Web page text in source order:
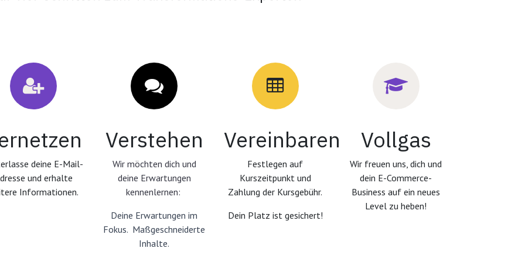
deine E-Mail-
und erhalte
Informationen.
Verstehen
Wir möchten dich und
deine Erwartungen
kennenlernen:
Deine Erwartungen im
Fokus. Maßgeschneiderte
Inhalte.
Vereinbaren
Festlegen auf
Kurszeitpunkt und
Zahlung der Kursgebühr.
Dein Platz ist gesichert!
Vollgas
Wir freuen uns, dich und
dein E-Commerce-
Business auf ein neues
Level zu heben!